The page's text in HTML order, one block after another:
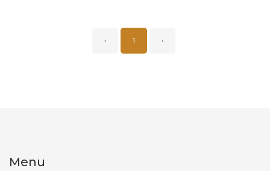
‹ 1 ›
Menu